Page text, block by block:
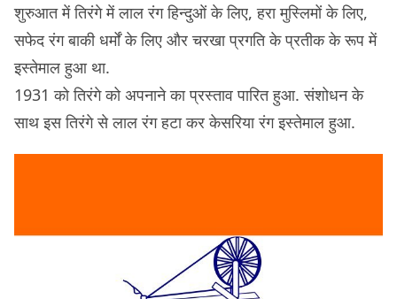
शुरुआत में तिरंगे में लाल रंग हिन्दुओं के लिए, हरा मुस्लिमों के लिए,
सफेद रंग बाकी धर्मों के लिए और चरखा प्रगति के प्रतीक के रूप में
इस्तेमाल हुआ था.
1931 को तिरंगे को अपनाने का प्रस्ताव पारित हुआ. संशोधन के
साथ इस तिरंगे से लाल रंग हटा कर केसरिया रंग इस्तेमाल हुआ.